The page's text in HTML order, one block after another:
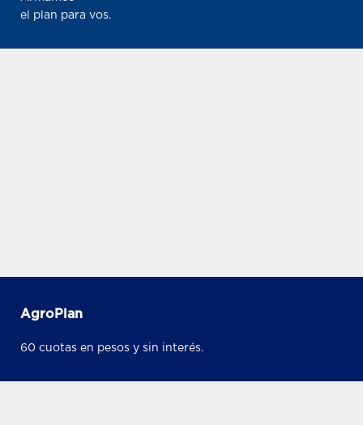
el plan para vos.
AgroPlan
60 cuotas en pesos y sin interés.